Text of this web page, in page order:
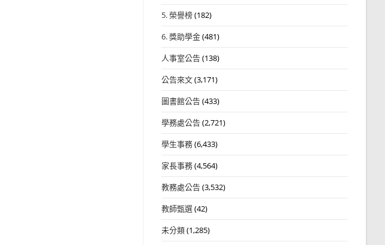
5. 榮譽榜(182)
6. 獎助學金(481)
人事室公告(138)
公告來文(3,171)
圖書館公告(433)
學務處公告(2,721)
學生事務(6,433)
家長事務(4,564)
教務處公告(3,532)
教師甄選(42)
未分類(1,285)